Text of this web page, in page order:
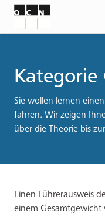
Kategorie
Sie wollen lernen
fahren. Wir zeigen
über die Theorie bis
Einen Führerausweis
einem